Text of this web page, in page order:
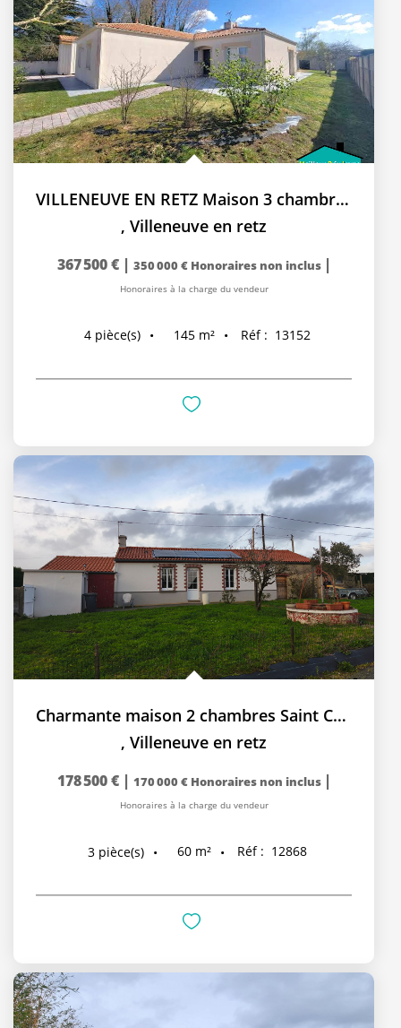
VILLENEUVE EN RETZ Maison 3 chambres
, Villeneuve en retz
367 500 € | 350 000 € Honoraires non inclus |
Honoraires à la charge du vendeur
4 pièce(s) 145 m² Réf : 13152
Charmante maison 2 chambres Saint Cyr et Retz
, Villeneuve en retz
178 500 € | 170 000 € Honoraires non inclus |
Honoraires à la charge du vendeur
3 pièce(s) 60 m² Réf : 12868